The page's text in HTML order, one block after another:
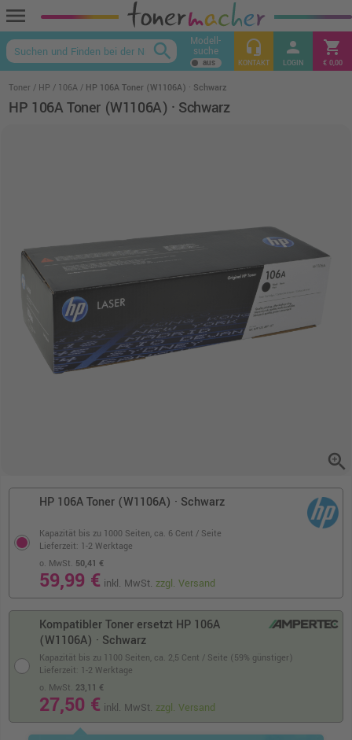
menu
keyboard_arrow_up
search Modell-
suche headset_mic
KONTAKT
person
LOGIN
shopping_cart
€ 0,00
Toner HP 106A HP 106A Toner (W1106A) · Schwarz
HP 106A Toner (W1106A) · Schwarz
zoom_in
HP 106A Toner (W1106A) · Schwarz
Kapazität bis zu 1000 Seiten, ca. 6 Cent / Seite
o. MwSt. 50,41 €
59,99 € inkl. MwSt.zzgl. Versand
Lieferzeit: 1-2 Werktage
Kompatibler Toner ersetzt HP 106A
(W1106A) · Schwarz
Kapazität bis zu 1100 Seiten, ca. 2,5 Cent / Seite (59% günstiger)
o. MwSt. 23,11 €
27,50 € inkl. MwSt. zzgl. Versand
Lieferzeit: 1-2 Werktage